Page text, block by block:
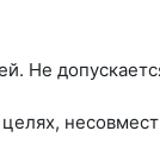
Не